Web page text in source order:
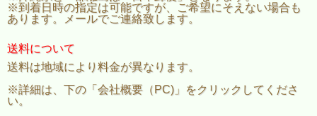
※到着日時の指定は可能ですが、ご希望にそえない場合も
あります。メールでご連絡致します。
送料について
送料は地域により料金が異なります。
※詳細は、下の「会社概要（PC)」をクリックしてくださ
い。